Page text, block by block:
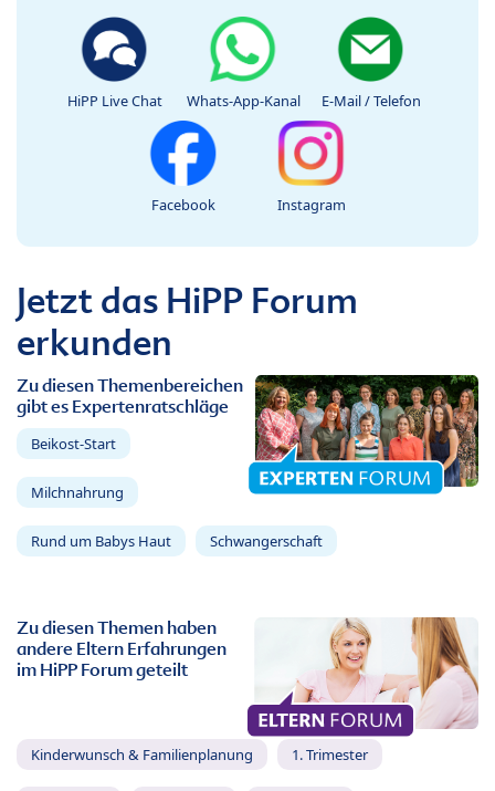
HiPP Live Chat Whats-App-Kanal E-Mail / Telefon
Facebook Instagram
Jetzt das HiPP Forum
erkunden
Zu diesen Themenbereichen
gibt es Expertenratschläge
Beikost-Start
Milchnahrung
Rund um Babys Haut Schwangerschaft
Zu diesen Themen haben
andere Eltern Erfahrungen
im HiPP Forum geteilt
Kinderwunsch & Familienplanung 1. Trimester